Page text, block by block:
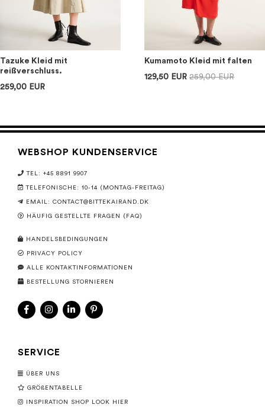
Tazuke Kleid mit
reißverschluss.
259,00 EUR
Kumamoto Kleid mit falten
129,50 EUR 259,00 EUR
WEBSHOP KUNDENSERVICE
TEL: +45 8891 9907
TELEFONISCHE: 10-14 (MONTAG-FREITAG)
EMAIL: CONTACT@BITTEKAIRAND.DK
HÄUFIG GESTELLTE FRAGEN (FAQ)
HANDELSBEDINGUNGEN
PRIVACY POLICY
ALLE KONTAKTINFORMATIONEN
BESTELLUNG STORNIEREN
SERVICE
ÜBER UNS
GRÖßENTABELLE
INSPIRATION SHOP LOOK HIER